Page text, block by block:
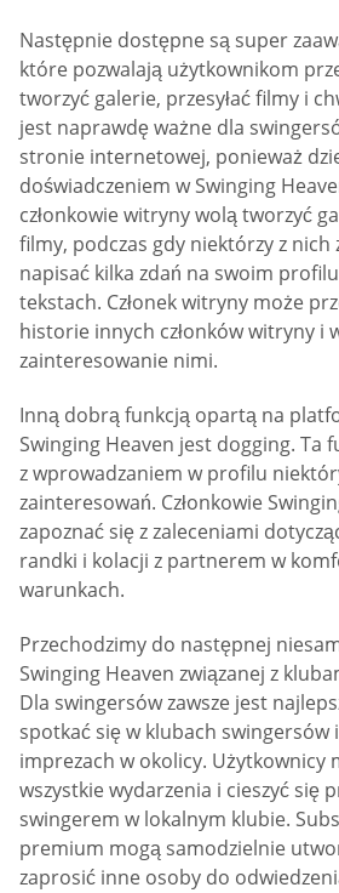
Następnie dostępne są super
które pozwalają użytkownikom
tworzyć galerie, przesyłać filmy i
jest naprawdę ważne dla
stronie internetowej, ponieważ
doświadczeniem w Swinging
członkowie witryny wolą tworzyć
filmy, podczas gdy niektórzy z nich
napisać kilka zdań na swoim
tekstach. Członek witryny może
historie innych członków witryny i
zainteresowanie nimi.
Inną dobrą funkcją opartą na
Swinging Heaven jest dogging. Ta
z wprowadzaniem w profilu
zainteresowań. Członkowie
zapoznać się z zaleceniami
randki i kolacji z partnerem w
warunkach.
Przechodzimy do następnej
Swinging Heaven związanej z
Dla swingersów zawsze jest
spotkać się w klubach swingersów
imprezach w okolicy. Użytkownicy
wszystkie wydarzenia i cieszyć się
swingerem w lokalnym klubie.
premium mogą samodzielnie
zaprosić inne osoby do